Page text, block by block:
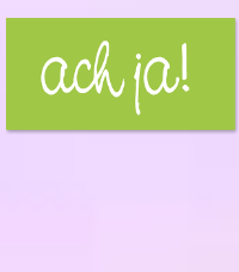
springen